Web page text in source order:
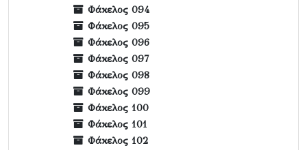
Φάκελος 094
Φάκελος 095
Φάκελος 096
Φάκελος 097
Φάκελος 098
Φάκελος 099
Φάκελος 100
Φάκελος 101
Φάκελος 102